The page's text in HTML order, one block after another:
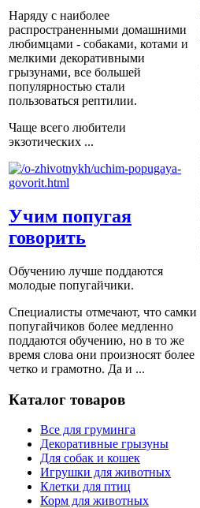
Наряду с наиболее
распространенными домашними
любимцами - собаками, котами и
мелкими декоративными
грызунами, все большей
популярностью стали
пользоваться рептилии.
Чаще всего любители
экзотических ...
Учим попугая
говорить
Обучению лучше поддаются
молодые попугайчики.
Специалисты отмечают, что самки
попугайчиков более медленно
поддаются обучению, но в то же
время слова они произносят более
четко и грамотно. Да и ...
Каталог товаров
Все для груминга
Декоративные грызуны
Для собак и кошек
Игрушки для животных
Клетки для птиц
Корм для животных